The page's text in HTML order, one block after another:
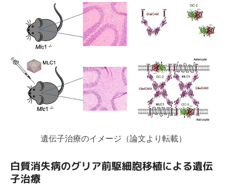
遺伝子治療のイメージ（論文より転載）
白質消失病のグリア前駆細胞移植による遺伝
子治療